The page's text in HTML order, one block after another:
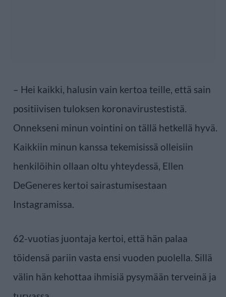
– Hei kaikki, halusin vain kertoa teille, että sain
positiivisen tuloksen koronavirustestistä.
Onnekseni minun vointini on tällä hetkellä hyvä.
Kaikkiin minun kanssa tekemisissä olleisiin
henkilöihin ollaan oltu yhteydessä, Ellen
DeGeneres kertoi sairastumisestaan
Instagramissa.
62-vuotias juontaja kertoi, että hän palaa
töidensä pariin vasta ensi vuoden puolella. Sillä
välin hän kehottaa ihmisiä pysymään terveinä ja